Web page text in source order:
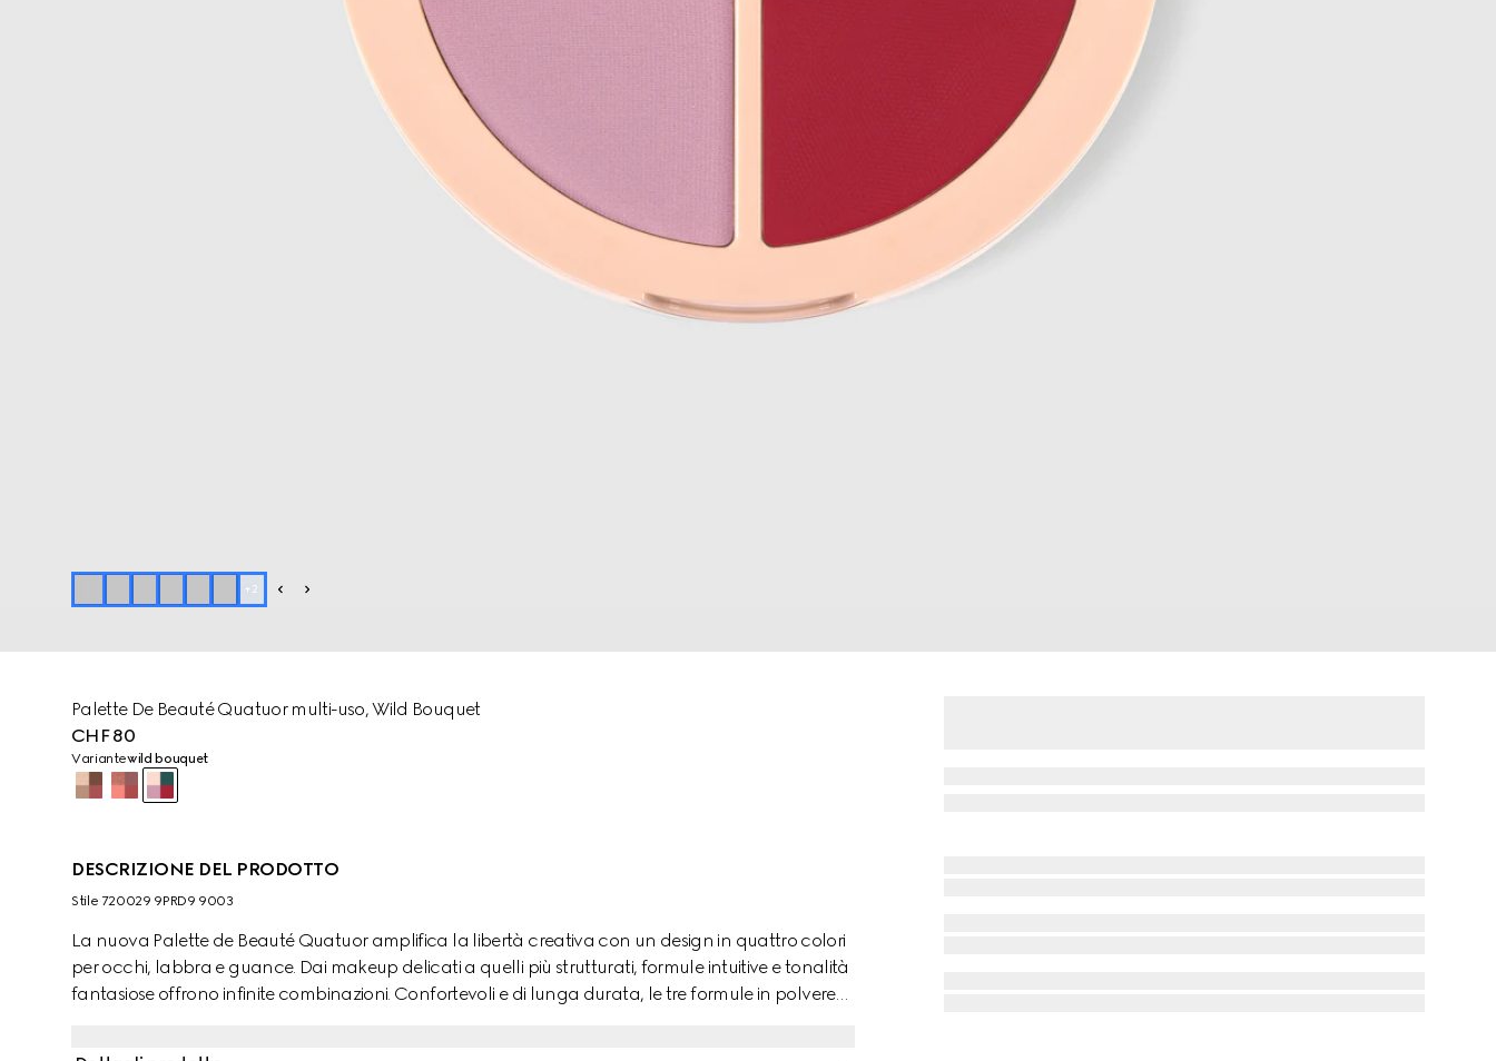
+ 2
Palette De Beauté Quatuor multi-uso, Wild Bouquet
CHF 80
Variantewild bouquet
DESCRIZIONE DEL PRODOTTO
Stile ‎720029 9PRD9 9003
La nuova Palette de Beauté Quatuor amplifica la libertà creativa con un design in quattro colori
per occhi, labbra e guance. Dai makeup delicati a quelli più strutturati, formule intuitive e tonalità
fantasiose offrono infinite combinazioni. Confortevoli e di lunga durata, le tre formule in polvere